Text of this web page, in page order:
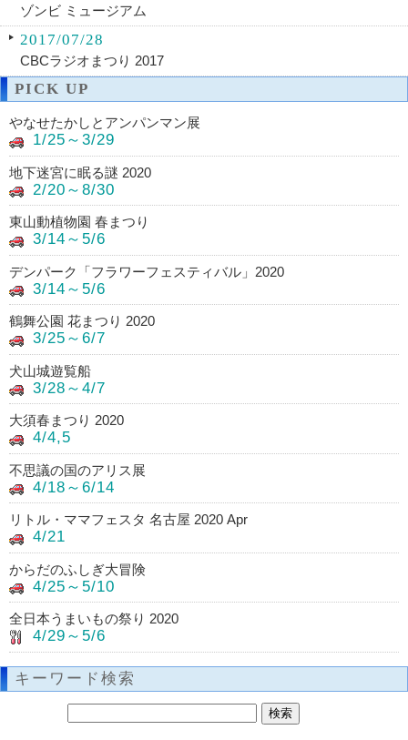
ゾンビ ミュージアム
2017/07/28
CBCラジオまつり 2017
PICK UP
やなせたかしとアンパンマン展
1/25～3/29
地下迷宮に眠る謎 2020
2/20～8/30
東山動植物園 春まつり
3/14～5/6
デンパーク「フラワーフェスティバル」2020
3/14～5/6
鶴舞公園 花まつり 2020
3/25～6/7
犬山城遊覧船
3/28～4/7
大須春まつり 2020
4/4,5
不思議の国のアリス展
4/18～6/14
リトル・ママフェスタ 名古屋 2020 Apr
4/21
からだのふしぎ大冒険
4/25～5/10
全日本うまいもの祭り 2020
4/29～5/6
キーワード検索